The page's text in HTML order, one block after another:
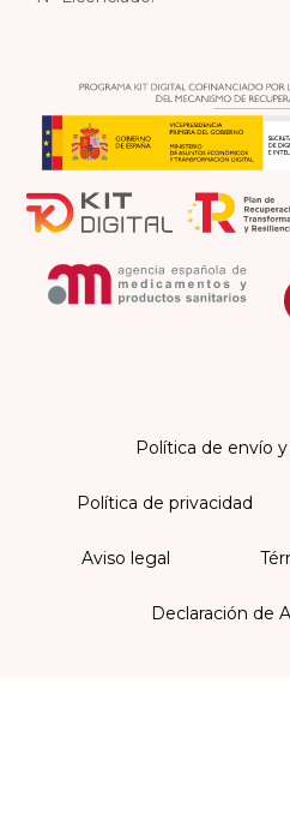
Política de envío
Política de privacidad
Aviso legal
Declaración de